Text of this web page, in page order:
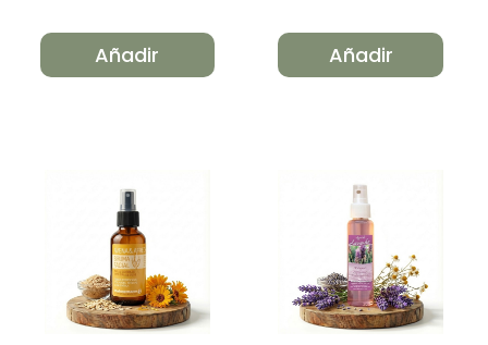
Añadir Añadir